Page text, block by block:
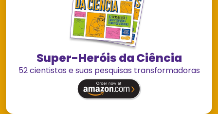
Super-Heróis da Ciência
52 cientistas e suas pesquisas transformadoras